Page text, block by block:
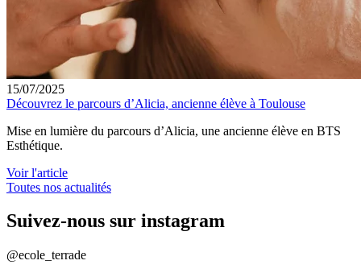
15/07/2025
Découvrez le parcours d’Alicia, ancienne élève à Toulouse
Mise en lumière du parcours d’Alicia, une ancienne élève en BTS
Esthétique.
Voir l'article
Toutes nos actualités
Suivez-nous sur instagram
@ecole_terrade